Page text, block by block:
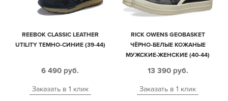
REEBOK CLASSIC LEATHER
UTILITY ТЕМНО-СИНИЕ (39-44)
6 490 руб.
Заказать в 1 клик
RICK OWENS GEOBASKET
ЧЁРНО-БЕЛЫЕ КОЖАНЫЕ
МУЖСКИЕ-ЖЕНСКИЕ (40-44)
13 390 руб.
Заказать в 1 клик